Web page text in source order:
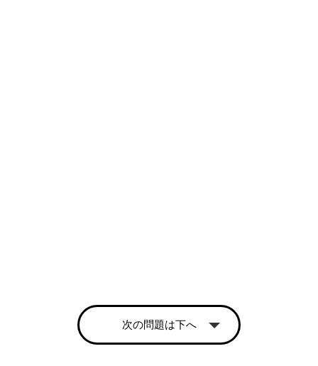
次の問題は下へ